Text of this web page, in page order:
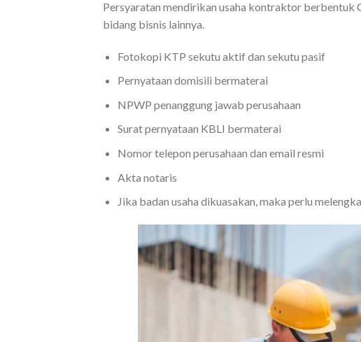
Persyaratan mendirikan usaha kontraktor berbentuk
bidang bisnis lainnya.
Fotokopi KTP sekutu aktif dan sekutu pasif
Pernyataan domisili bermaterai
NPWP penanggung jawab perusahaan
Surat pernyataan KBLI bermaterai
Nomor telepon perusahaan dan email resmi
Akta notaris
Jika badan usaha dikuasakan, maka perlu